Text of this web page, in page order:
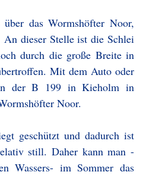
das Wormshöfter Noor,
An dieser Stelle ist die Schlei
durch die große Breite in
Mit dem Auto oder
der B 199 in Kieholm in
Noor.
geschützt und dadurch ist
still. Daher kann man -
Wassers- im Sommer das